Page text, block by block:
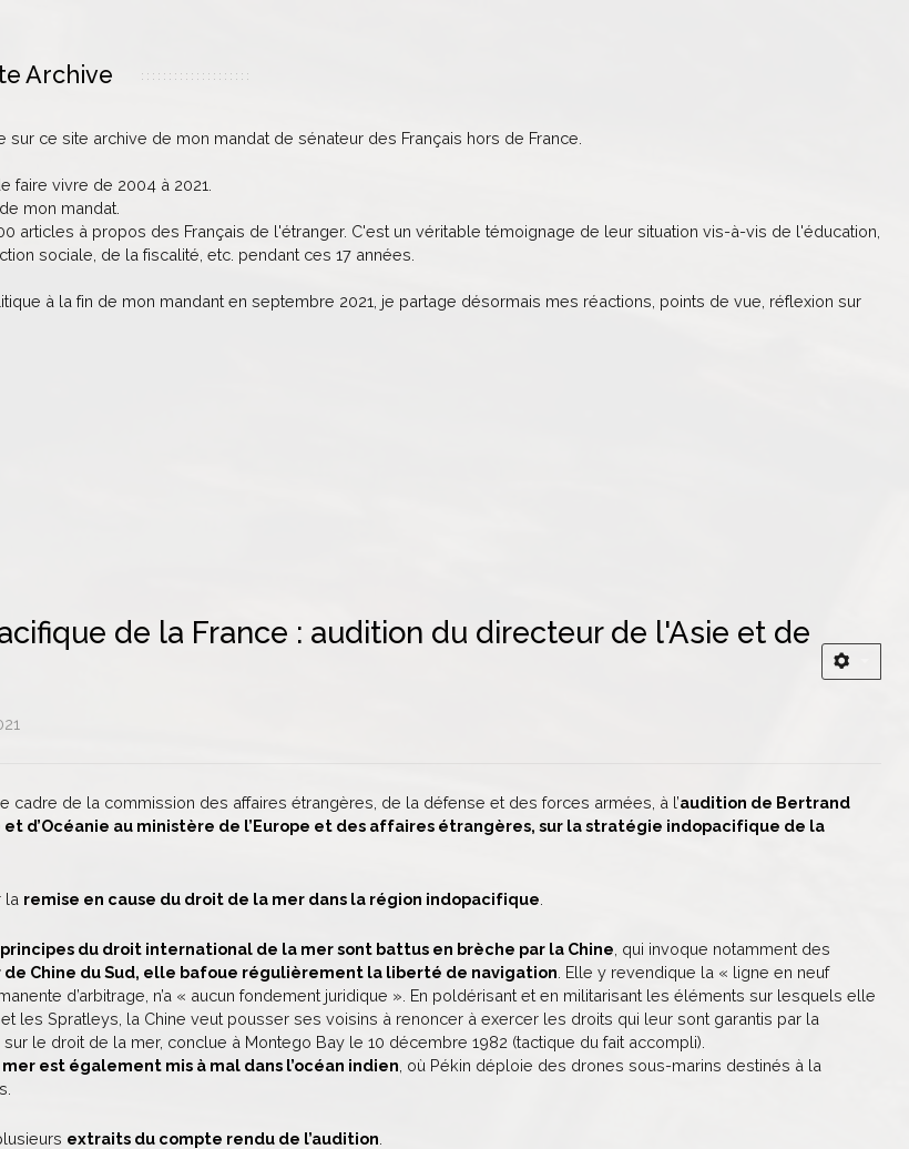
Archive
sur ce site archive de mon mandat de sénateur des Français hors de France.
faire vivre de 2004 à 2021.
mon mandat.
articles à propos des Français de l'étranger. C'est un véritable témoignage de leur situation vis-à-vis de l'éducation,
sociale, de la fiscalité, etc. pendant ces 17 années.
à la fin de mon mandant en septembre 2021, je partage désormais mes réactions, points de vue, réflexion sur
de la France : audition du directeur de l'Asie et de
cadre de la commission des affaires étrangères, de la défense et des forces armées, à l’audition de Bertrand
et d’Océanie au ministère de l’Europe et des affaires étrangères, sur la stratégie indopacifique de la
la remise en cause du droit de la mer dans la région indopacifique
du droit international de la mer sont battus en brèche par la Chine , qui invoque notamment des
de Chine du Sud, elle bafoue régulièrement la liberté de navigation . Elle y revendique la « ligne en neuf
d’arbitrage, n’a « aucun fondement juridique ». En poldérisant et en militarisant les éléments sur lesquels elle
les Spratleys, la Chine veut pousser ses voisins à renoncer à exercer les droits qui leur sont garantis par la
le droit de la mer, conclue à Montego Bay le 10 décembre 1982 (tactique du fait accompli).
est également mis à mal dans l’océan indien , où Pékin déploie des drones sous-marins destinés à la
extraits du compte rendu de l’audition